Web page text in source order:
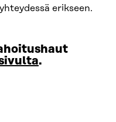
erikseen.
.